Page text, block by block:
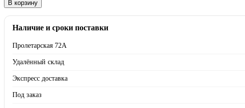
В корзину
Наличие и сроки поставки
Пролетарская 72А
Удалённый склад
Экспресс доставка
Под заказ